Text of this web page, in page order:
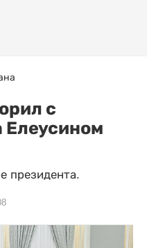
с
Елеусином
президента.